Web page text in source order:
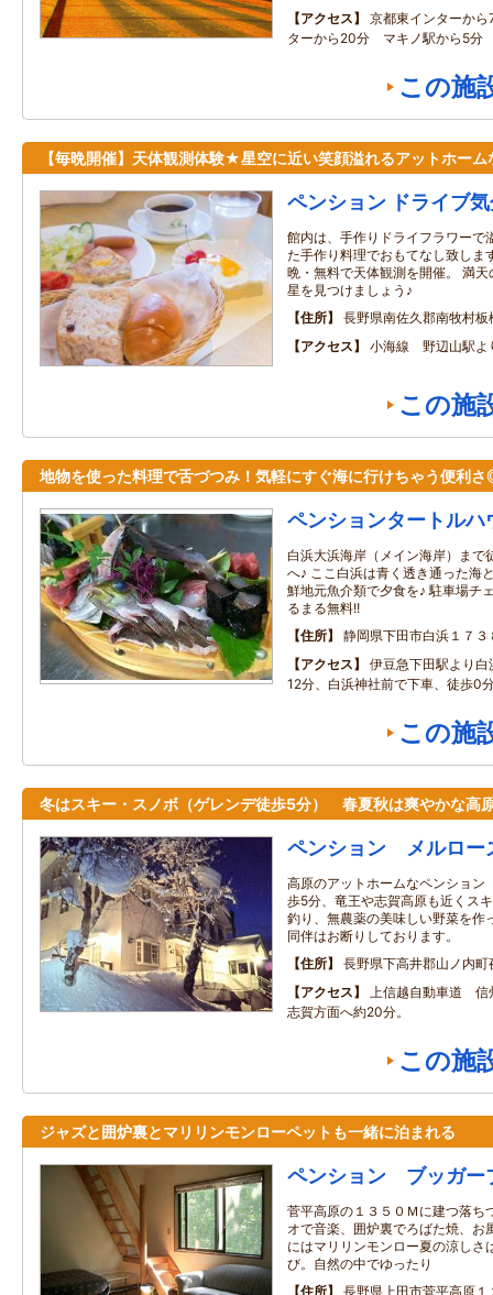
アクセス
京都東インターか
ターから20分 マキノ駅から5分
この施
【毎晩開催】天体観測体験★星空に近い笑顔溢れるアットホーム
ペンション ドライブ
館内は、手作りドライフラワーで
た手作り料理でおもてなし致しま
晩・無料で天体観測を開催。 満
星を見つけましょう♪
住所
長野県南佐久郡南牧村板
アクセス
小海線 野辺山駅よ
この施
地物を使った料理で舌づつみ！気軽にすぐ海に行けちゃう便利
ペンションタートルハ
白浜大浜海岸（メイン海岸）まで
へ♪ ここ白浜は青く透き通った海
鮮地元魚介類で夕食を♪ 駐車場チ
るまる無料!!
住所
静岡県下田市白浜１７３
アクセス
伊豆急下田駅より
12分、白浜神社前で下車、徒歩0
この施
冬はスキー・スノボ（ゲレンデ徒歩5分） 春夏秋は爽やかな高
ペンション メルロー
高原のアットホームなペンショ
歩5分、竜王や志賀高原も近くス
釣り、無農薬の美味しい野菜を作
同伴はお断りしております。
住所
長野県下高井郡山ノ内町
アクセス
上信越自動車道 信
志賀方面へ約20分。
この施
ジャズと囲炉裏とマリリンモンローペットも一緒に泊まれる
ペンション ブッガー
菅平高原の１３５０Ｍに建つ落ち
オで音楽、囲炉裏でろばた焼、お
にはマリリンモンロー夏の涼しさ
び。自然の中でゆったり
住所
長野県上田市菅平高原１